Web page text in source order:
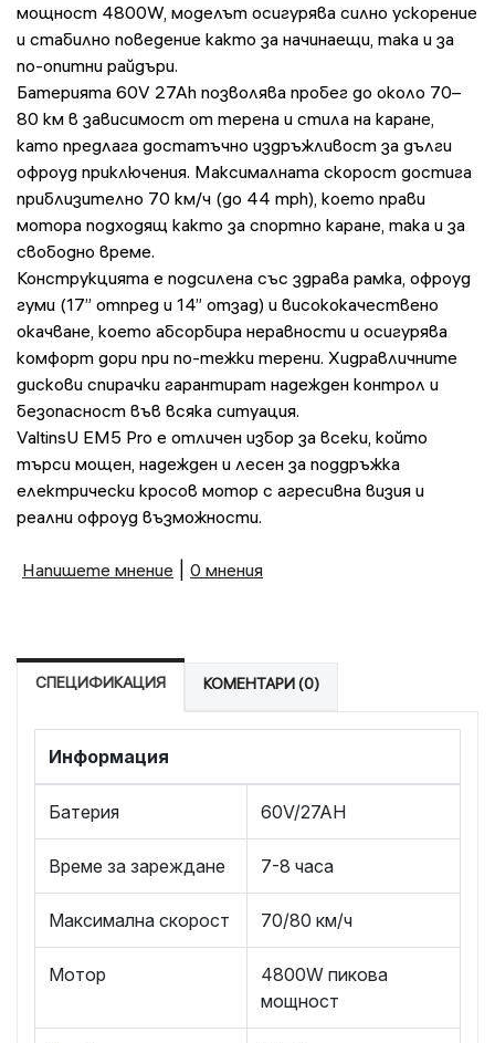
мощност 4800W, моделът осигурява силно ускорение
и стабилно поведение както за начинаещи, така и за
по-опитни райдъри.
Батерията 60V 27Ah позволява пробег до около 70–
80 км в зависимост от терена и стила на каране,
като предлага достатъчно издръжливост за дълги
офроуд приключения. Максималната скорост достига
приблизително 70 км/ч (до 44 mph), което прави
мотора подходящ както за спортно каране, така и за
свободно време.
Конструкцията е подсилена със здрава рамка, офроуд
гуми (17” отпред и 14” отзад) и висококачествено
окачване, което абсорбира неравности и осигурява
комфорт дори при по-тежки терени. Хидравличните
дискови спирачки гарантират надежден контрол и
безопасност във всяка ситуация.
ValtinsU EM5 Pro е отличен избор за всеки, който
търси мощен, надежден и лесен за поддръжка
електрически кросов мотор с агресивна визия и
реални офроуд възможности.
Напишете мнение 0 мнения
СПЕЦИФИКАЦИЯ КОМЕНТАРИ (0)
Информация
Батерия 60V/27AH
Време за зареждане 7-8 часа
Максимална скорост 70/80 км/ч
Мотор
4800W пикова
мощност